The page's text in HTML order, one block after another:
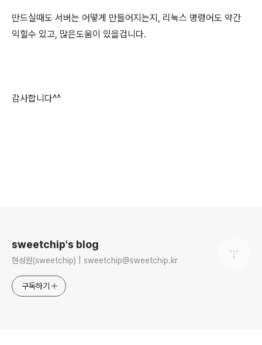
만드실때도 서버는 어떻게 만들어지는지, 리눅스 명령어도 약간
익힐수 있고, 많은도움이 있을겁니다.
감사합니다^^
sweetchip's blog
현성원(sweetchip) | sweetchip@sweetchip.kr
구독하기